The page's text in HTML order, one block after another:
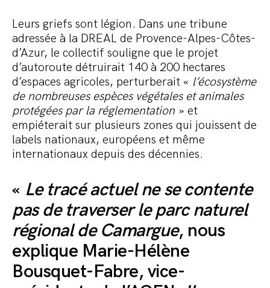
Leurs griefs sont légion. Dans une tribune
adressée à la DREAL de Provence-Alpes-Côtes-
d’Azur, le collectif souligne que le projet
d’autoroute détruirait 140 à 200 hectares
d’espaces agricoles, perturberait « l’écosystème
de nombreuses espèces végétales et animales
protégées par la réglementation » et
empiéterait sur plusieurs zones qui jouissent de
labels nationaux, européens et même
internationaux depuis des décennies.
« Le tracé actuel ne se contente
pas de traverser le parc naturel
régional de Camargue, nous
explique Marie-Hélène
Bousquet-Fabre, vice-